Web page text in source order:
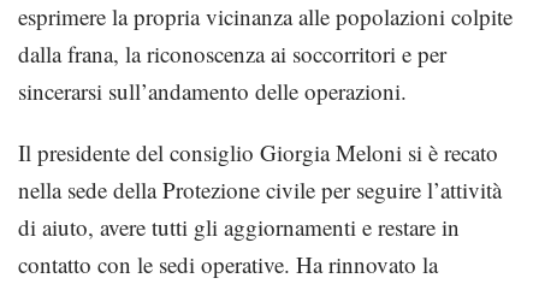
esprimere la propria vicinanza alle popolazioni colpite
dalla frana, la riconoscenza ai soccorritori e per
sincerarsi sull’andamento delle operazioni.
Il presidente del consiglio Giorgia Meloni si è recato
nella sede della Protezione civile per seguire l’attività
di aiuto, avere tutti gli aggiornamenti e restare in
contatto con le sedi operative. Ha rinnovato la